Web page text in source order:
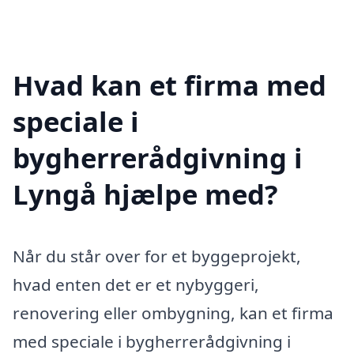
Hvad kan et firma med
speciale i
bygherrerådgivning i
Lyngå hjælpe med?
Når du står over for et byggeprojekt,
hvad enten det er et nybyggeri,
renovering eller ombygning, kan et firma
med speciale i bygherrerådgivning i